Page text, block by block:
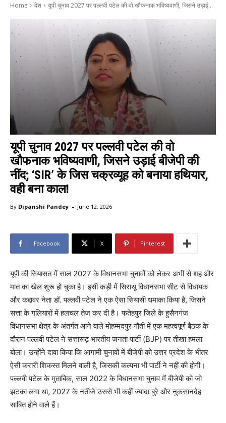
Home देश यूपी चुनाव 2027 पर पल्लवी पटेल की वो खौफनाक भविष्यवाणी, जिसने उड़ाई...
यूपी चुनाव 2027 पर पल्लवी पटेल की वो
खौफनाक भविष्यवाणी, जिसने उड़ाई बीजेपी की
नींद; ‘SIR’ के जिस चक्रव्यूह को बनाया हथियार,
वही बना काल!
By Dipanshi Pandey - June 12, 2026
Facebook X Pinterest
यूपी की सियासत में साल 2027 के विधानसभा चुनावों को लेकर अभी से शह और
मात का खेल शुरू हो चुका है। इसी कड़ी में सिराथू विधानसभा सीट से विधायक
और कद्दावर नेता डॉ. पल्लवी पटेल ने एक ऐसा सियासी धमाका किया है, जिसने
सत्ता के गलियारों में हलचल तेज कर दी है। फतेहपुर जिले के हुसैनगंज
विधानसभा क्षेत्र के अंतर्गत आने वाले मोहम्मदपुर गौती में एक महत्वपूर्ण बैठक के
दौरान पल्लवी पटेल ने सत्तारूढ़ भारतीय जनता पार्टी (BJP) पर तीखा हमला
बोला। उन्होंने दावा किया कि आगामी चुनावों में बीजेपी को उत्तर प्रदेश के भीतर
ऐसी करारी शिकस्त मिलने वाली है, जिसकी कल्पना भी पार्टी ने नहीं की होगी।
पल्लवी पटेल के मुताबिक, साल 2022 के विधानसभा चुनाव में बीजेपी को जो
झटका लगा था, 2027 के नतीजे उससे भी कहीं ज्यादा बुरे और नुकसानदेह
साबित होने वाले हैं।